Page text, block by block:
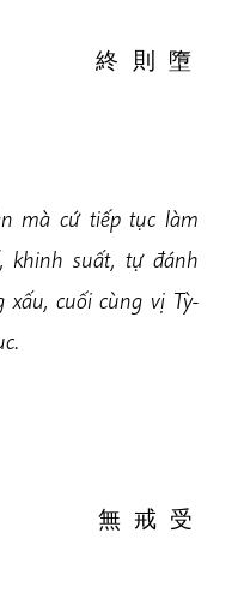
ngục 終 則 墮
mà cứ tiếp tục làm
khinh suất, tự đánh
cuối cùng vị Tỳ-
.
無 戒 受